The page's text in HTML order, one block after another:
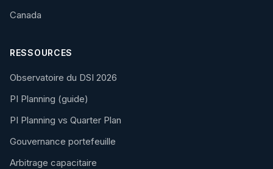
Canada
RESSOURCES
Observatoire du DSI 2026
PI Planning (guide)
PI Planning vs Quarter Plan
Gouvernance portefeuille
Arbitrage capacitaire